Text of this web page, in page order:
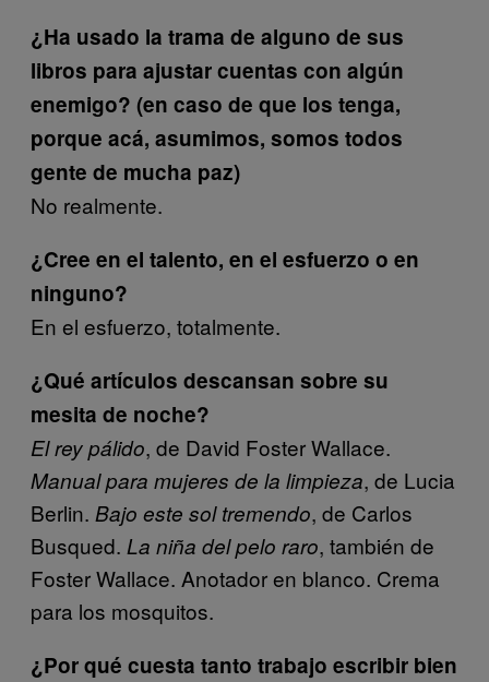
¿Ha usado la trama de alguno de sus
libros para ajustar cuentas con algún
enemigo? (en caso de que los tenga,
porque acá, asumimos, somos todos
gente de mucha paz)
No realmente.
¿Cree en el talento, en el esfuerzo o en
ninguno?
En el esfuerzo, totalmente.
¿Qué artículos descansan sobre su
mesita de noche?
El rey pálido, de David Foster Wallace.
Manual para mujeres de la limpieza, de Lucia
Berlin. Bajo este sol tremendo, de Carlos
Busqued. La niña del pelo raro, también de
Foster Wallace. Anotador en blanco. Crema
para los mosquitos.
¿Por qué cuesta tanto trabajo escribir bien